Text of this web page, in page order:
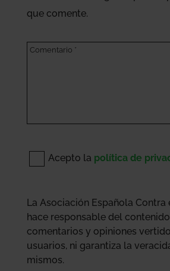
que comente.
Acepto la política de
La Asociación Española Contra
hace responsable del
comentarios y opiniones
usuarios, ni garantiza la
mismos.